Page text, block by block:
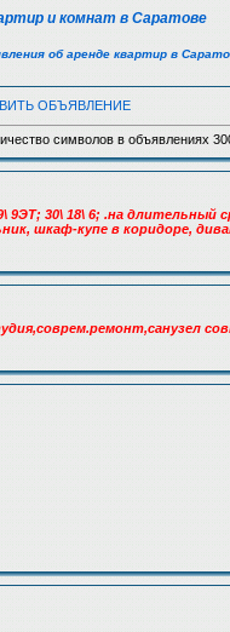
и комнат в Саратове
об аренде квартир в
ОБЪЯВЛЕНИЕ
символов в объявлениях
30\ 18\ 6; .на длительный
шкаф-купе в коридоре,